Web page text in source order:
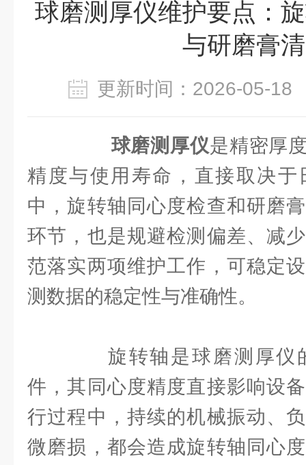
球磨测厚仪维护要点：
与研磨膏
更新时间：2026-05-
球磨测厚仪是精密厚
精度与使用寿命，直接取决于
中，旋转轴同心度检查和研磨
环节，也是规避检测偏差、减
范落实两项维护工作，可稳定
测数据的稳定性与准确性。
旋转轴是球磨测厚仪
件，其同心度精度直接影响设
行过程中，持续的机械振动、
微磨损，都会造成旋转轴同心